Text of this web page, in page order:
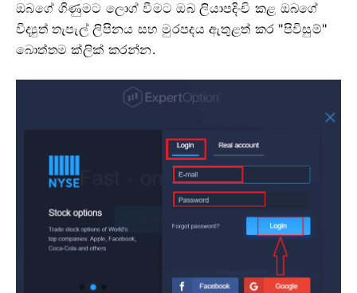
ඔබගේ ගිණුමට ලොග් වීමට ඔබ ලියාපදිංචි කළ ඔබගේ
විද්‍යුත් තැපැල් ලිපිනය සහ මුරපදය ඇතුළත් කර "පිවිසුම්"
බොත්තම ක්ලික් කරන්න.